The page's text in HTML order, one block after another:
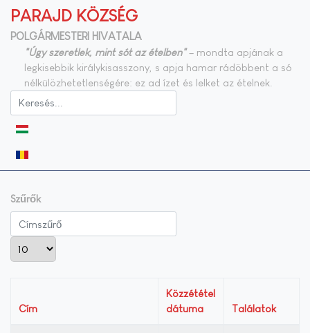
PARAJD KÖZSÉG
POLGÁRMESTERI HIVATALA
"Úgy szeretlek, mint sót az ételben"– mondta apjának a
legkisebbik királykisasszony, s apja hamar rádöbbent a só
nélkülözhetetlenségére: ez ad ízet és lelket az ételnek.
Szűrők
Címszűrő
Tételek #
Cím
Közzététel
dátuma
Találatok